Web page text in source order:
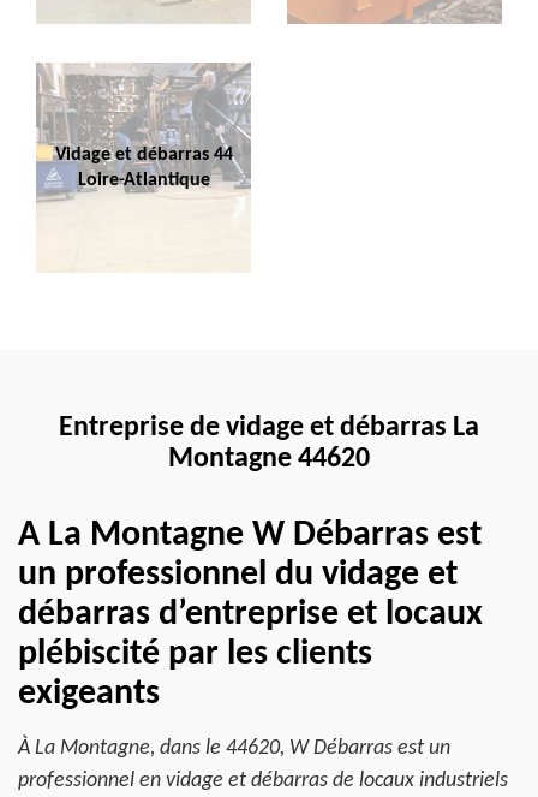
Vidage et débarras 44
Loire-Atlantique
Entreprise de vidage et débarras La
Montagne 44620
A La Montagne W Débarras est
un professionnel du vidage et
débarras d’entreprise et locaux
plébiscité par les clients
exigeants
À La Montagne, dans le 44620, W Débarras est un
professionnel en vidage et débarras de locaux industriels